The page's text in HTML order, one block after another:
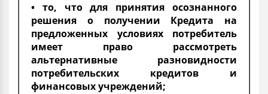
• то, что для принятия осознанного
решения о получении Кредита на
предложенных условиях потребитель
имеет право рассмотреть
альтернативные разновидности
потребительских кредитов и
финансовых учреждений;